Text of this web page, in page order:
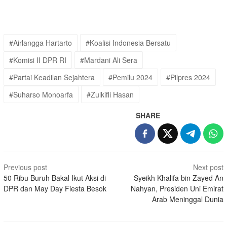
#Airlangga Hartarto
#Koalisi Indonesia Bersatu
#Komisi II DPR RI
#Mardani Ali Sera
#Partai Keadilan Sejahtera
#Pemilu 2024
#Pilpres 2024
#Suharso Monoarfa
#Zulkifli Hasan
SHARE
Post
navigation
Previous post
50 Ribu Buruh Bakal Ikut Aksi di
DPR dan May Day Fiesta Besok
Next post
Syeikh Khalifa bin Zayed An
Nahyan, Presiden Uni Emirat
Arab Meninggal Dunia